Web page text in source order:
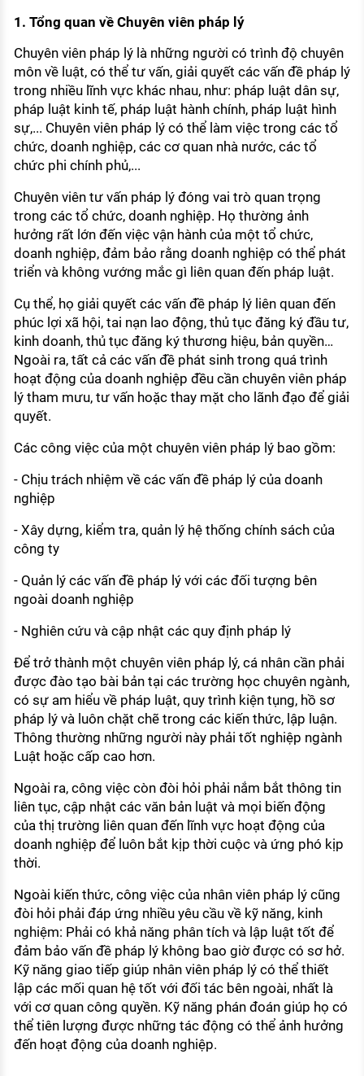
1. Tổng quan về Chuyên viên pháp lý
Chuyên viên pháp lý là những người có trình độ chuyên
môn về luật, có thể tư vấn, giải quyết các vấn đề pháp lý
trong nhiều lĩnh vực khác nhau, như: pháp luật dân sự,
pháp luật kinh tế, pháp luật hành chính, pháp luật hình
sự,... Chuyên viên pháp lý có thể làm việc trong các tổ
chức, doanh nghiệp, các cơ quan nhà nước, các tổ
chức phi chính phủ,...
Chuyên viên tư vấn pháp lý đóng vai trò quan trọng
trong các tổ chức, doanh nghiệp. Họ thường ảnh
hưởng rất lớn đến việc vận hành của một tổ chức,
doanh nghiệp, đảm bảo rằng doanh nghiệp có thể phát
triển và không vướng mắc gì liên quan đến pháp luật.
Cụ thể, họ giải quyết các vấn đề pháp lý liên quan đến
phúc lợi xã hội, tai nạn lao động, thủ tục đăng ký đầu tư,
kinh doanh, thủ tục đăng ký thương hiệu, bản quyền…
Ngoài ra, tất cả các vấn đề phát sinh trong quá trình
hoạt động của doanh nghiệp đều cần chuyên viên pháp
lý tham mưu, tư vấn hoặc thay mặt cho lãnh đạo để giải
quyết.
Các công việc của một chuyên viên pháp lý bao gồm:
- Chịu trách nhiệm về các vấn đề pháp lý của doanh
nghiệp
- Xây dựng, kiểm tra, quản lý hệ thống chính sách của
công ty
- Quản lý các vấn đề pháp lý với các đối tượng bên
ngoài doanh nghiệp
- Nghiên cứu và cập nhật các quy định pháp lý
Để trở thành một chuyên viên pháp lý, cá nhân cần phải
được đào tạo bài bản tại các trường học chuyên ngành,
có sự am hiểu về pháp luật, quy trình kiện tụng, hồ sơ
pháp lý và luôn chặt chẽ trong các kiến thức, lập luận.
Thông thường những người này phải tốt nghiệp ngành
Luật hoặc cấp cao hơn.
Ngoài ra, công việc còn đòi hỏi phải nắm bắt thông tin
liên tục, cập nhật các văn bản luật và mọi biến động
của thị trường liên quan đến lĩnh vực hoạt động của
doanh nghiệp để luôn bắt kịp thời cuộc và ứng phó kịp
thời.
Ngoài kiến thức, công việc của nhân viên pháp lý cũng
đòi hỏi phải đáp ứng nhiều yêu cầu về kỹ năng, kinh
nghiệm: Phải có khả năng phân tích và lập luật tốt để
đảm bảo vấn đề pháp lý không bao giờ được có sơ hở.
Kỹ năng giao tiếp giúp nhân viên pháp lý có thể thiết
lập các mối quan hệ tốt với đối tác bên ngoài, nhất là
với cơ quan công quyền. Kỹ năng phán đoán giúp họ có
thể tiên lượng được những tác động có thể ảnh hưởng
đến hoạt động của doanh nghiệp.